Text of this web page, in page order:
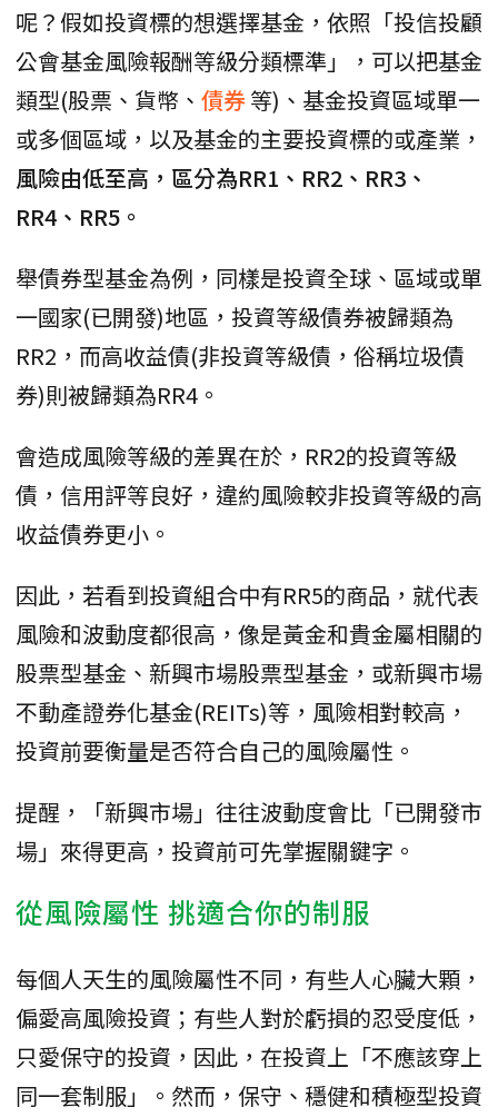
呢？假如投資標的想選擇基金，依照「投信投顧
公會基金風險報酬等級分類標準」，可以把基金
類型(股票、貨幣、 債券等)、基金投資區域單一
或多個區域，以及基金的主要投資標的或產業，
風險由低至高，區分為RR1、RR2、RR3、
RR4、RR5。
舉債券型基金為例，同樣是投資全球、區域或單
一國家(已開發)地區，投資等級債券被歸類為
RR2，而高收益債(非投資等級債，俗稱垃圾債
券)則被歸類為RR4。
會造成風險等級的差異在於，RR2的投資等級
債，信用評等良好，違約風險較非投資等級的高
收益債券更小。
因此，若看到投資組合中有RR5的商品，就代表
風險和波動度都很高，像是黃金和貴金屬相關的
股票型基金、新興市場股票型基金，或新興市場
不動產證券化基金(REITs)等，風險相對較高，
投資前要衡量是否符合自己的風險屬性。
提醒，「新興市場」往往波動度會比「已開發市
場」來得更高，投資前可先掌握關鍵字。
從風險屬性 挑適合你的制服
每個人天生的風險屬性不同，有些人心臟大顆，
偏愛高風險投資；有些人對於虧損的忍受度低，
只愛保守的投資，因此，在投資上「不應該穿上
同一套制服」。然而，保守、穩健和積極型投資